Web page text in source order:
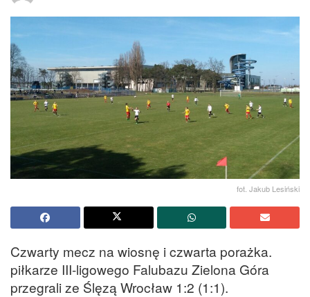
fot. Jakub Lesiński
Czwarty mecz na wiosnę i czwarta porażka.
piłkarze III-ligowego Falubazu Zielona Góra
przegrali ze Ślęzą Wrocław 1:2 (1:1).